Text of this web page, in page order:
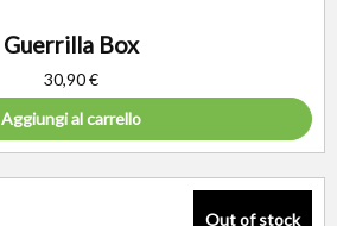
Guerrilla Box
30,90€
Aggiungi al carrello